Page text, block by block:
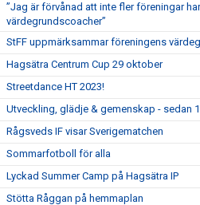
”Jag är förvånad att inte fler föreningar har
värdegrundscoacher”
StFF uppmärksammar föreningens
Hagsätra Centrum Cup 29 oktober
Streetdance HT 2023!
Utveckling, glädje & gemenskap - sedan
Rågsveds IF visar Sverigematchen
Sommarfotboll för alla
Lyckad Summer Camp på Hagsätra IP
Stötta Råggan på hemmaplan